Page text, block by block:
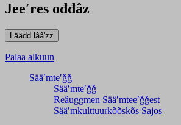
Jeeʹres ođđâz
Palaa alkuun
Sääʹmteʹǧǧ
Sääʹmteʹǧǧ
Reâuggmen Sääʹmteeʹǧǧest
Sääʹmkulttuurkõõskõs Sajos